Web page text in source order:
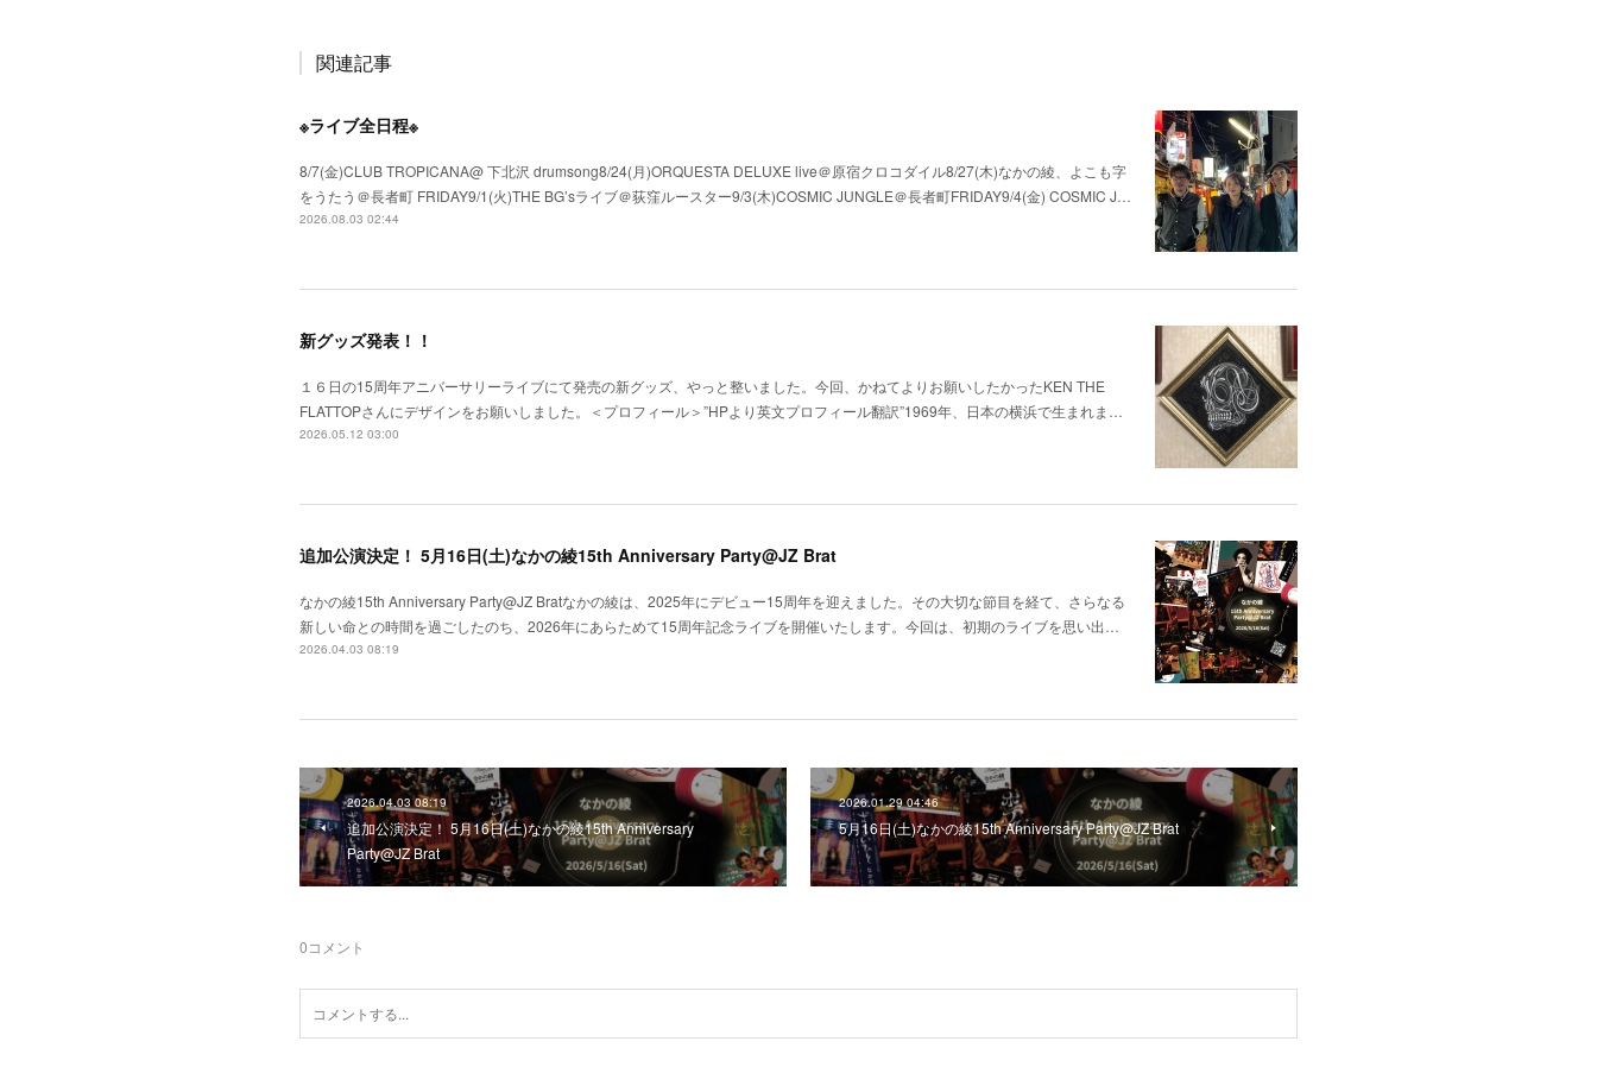
関連記事
※ライブ全日程※
8/7(金)CLUB TROPICANA@ 下北沢 drumsong8/24(月)ORQUESTA DELUXE live＠原宿クロコダイル8/27(木)なかの綾、よこも字
をうたう＠長者町 FRIDAY9/1(火)THE BG’sライブ＠荻窪ルースター9/3(木)COSMIC JUNGLE＠長者町FRIDAY9/4(金) COSMIC J…
2026.08.03 02:44
新グッズ発表！！
１６日の15周年アニバーサリーライブにて発売の新グッズ、やっと整いました。今回、かねてよりお願いしたかったKEN THE
FLATTOPさんにデザインをお願いしました。＜プロフィール＞”HPより英文プロフィール翻訳”1969年、日本の横浜で生まれま…
2026.05.12 03:00
追加公演決定！ 5月16日(土)なかの綾15th Anniversary Party@JZ Brat
なかの綾15th Anniversary Party@JZ Bratなかの綾は、2025年にデビュー15周年を迎えました。その大切な節目を経て、さらなる
新しい命との時間を過ごしたのち、2026年にあらためて15周年記念ライブを開催いたします。今回は、初期のライブを思い出…
2026.04.03 08:19
2026.04.03 08:19
追加公演決定！ 5月16日(土)なかの綾15th Anniversary
Party@JZ Brat
2026.01.29 04:46
5月16日(土)なかの綾15th Anniversary Party@JZ Brat
0コメント